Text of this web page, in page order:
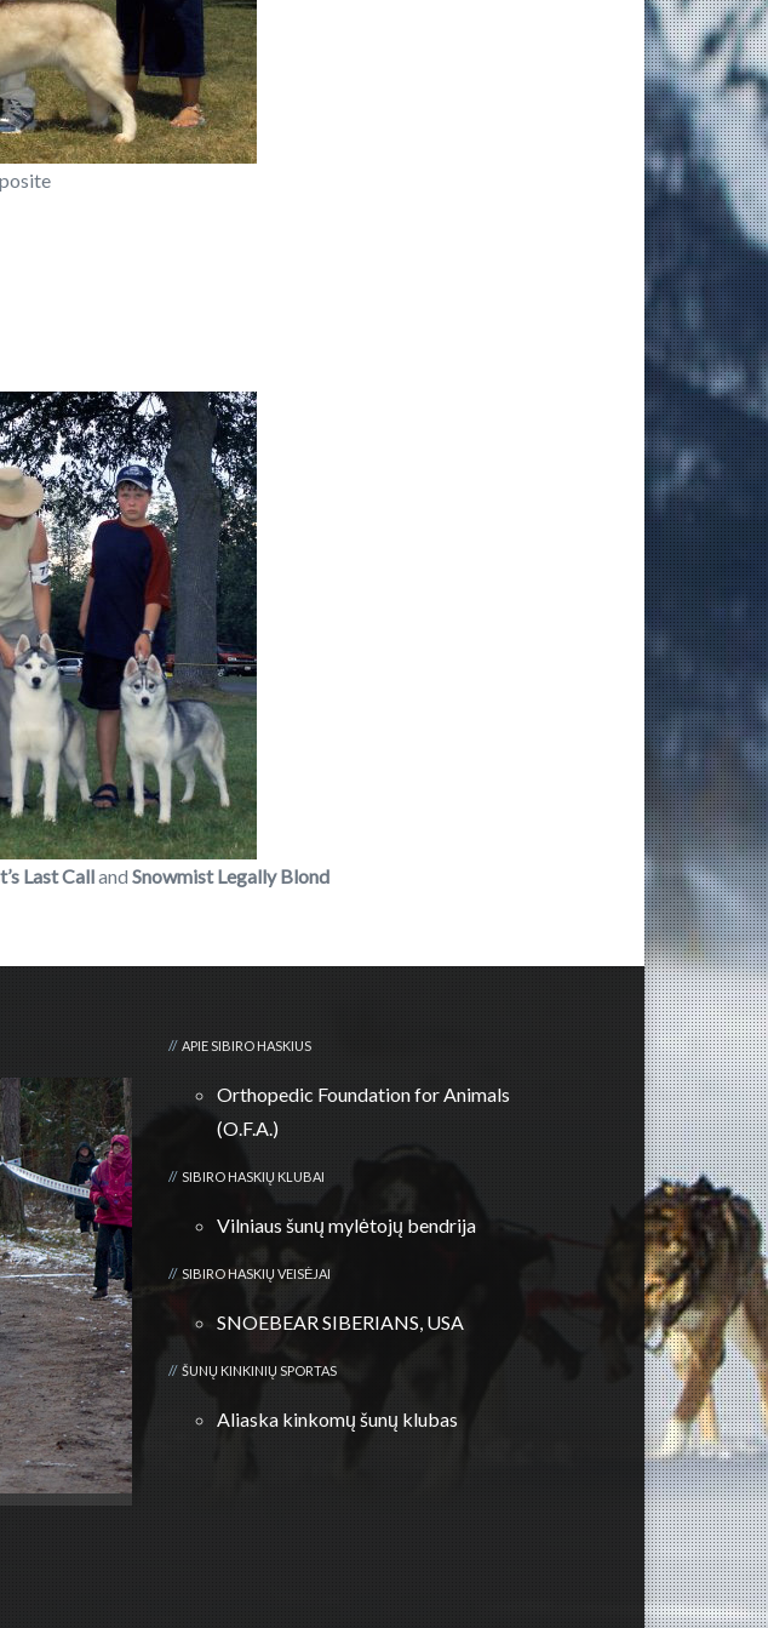
Last Calland Snowmist Legally Blond
APIE SIBIRO HASKIUS
Orthopedic Foundation for Animals
(O.F.A.)
SIBIRO HASKIŲ KLUBAI
Vilniaus šunų mylėtojų bendrija
SIBIRO HASKIŲ VEISĖJAI
SNOEBEAR SIBERIANS, USA
ŠUNŲ KINKINIŲ SPORTAS
Aliaska kinkomų šunų klubas